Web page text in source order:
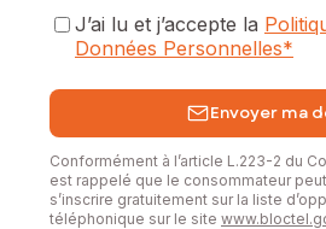
J’ai lu et j’accepte la
Données Personnelles*
Envoyer ma
Conformément à l’article L.223-2 du
est rappelé que le consommateur
s’inscrire gratuitement sur la liste
téléphonique sur le site